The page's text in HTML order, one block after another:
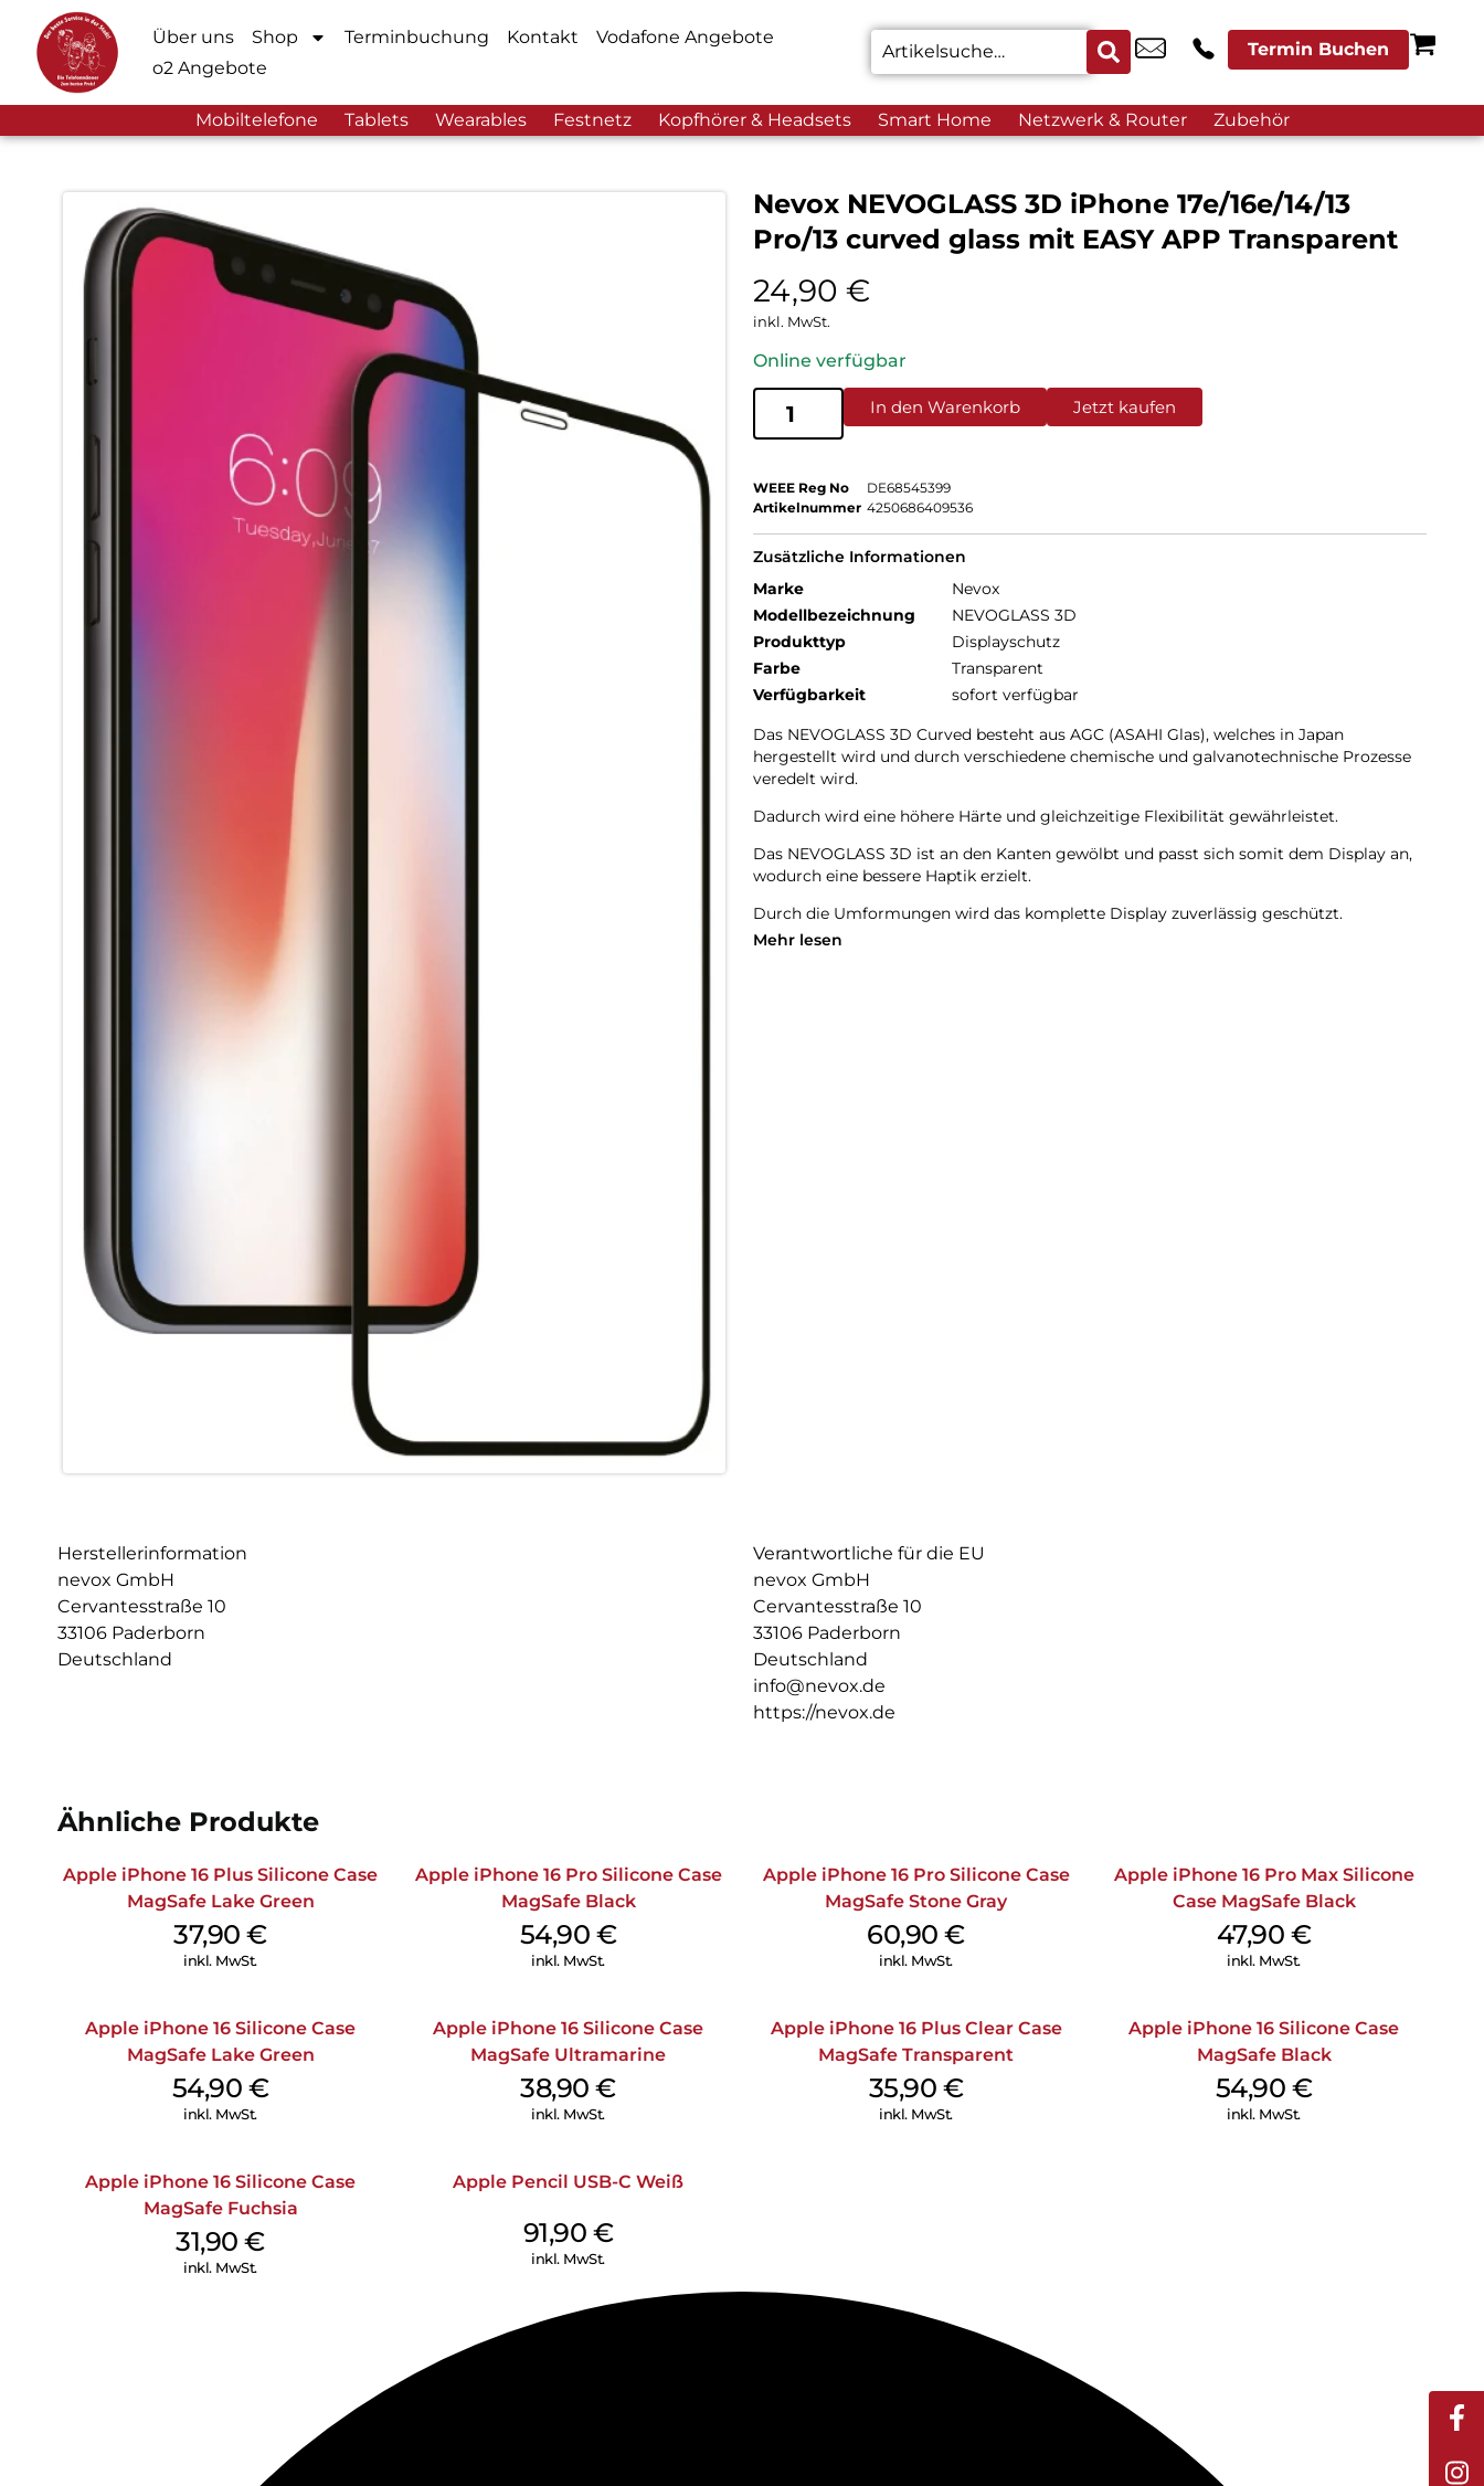
Über uns Shop Terminbuchung Kontakt
Vodafone Angebote
o2 Angebote
Termin Buchen
Mobiltelefone Tablets Wearables Festnetz Kopfhörer & Headsets Smart Home Netzwerk & Router Zubehör
Nevox NEVOGLASS 3D iPhone 17e/16e/14/13
Pro/13 curved glass mit EASY APP Transparent
24,90 €
inkl. MwSt.
Online verfügbar
In den Warenkorb Jetzt kaufen
WEEE Reg No
DE68545399
Artikelnummer 4250686409536
Zusätzliche Informationen
Marke
Nevox
Modellbezeichnung
NEVOGLASS 3D
Produkttyp
Displayschutz
Farbe
Transparent
Verfügbarkeit
sofort verfügbar
Das NEVOGLASS 3D Curved besteht aus AGC (ASAHI Glas), welches in Japan
hergestellt wird und durch verschiedene chemische und galvanotechnische Prozesse
veredelt wird.
Dadurch wird eine höhere Härte und gleichzeitige Flexibilität gewährleistet.
Das NEVOGLASS 3D ist an den Kanten gewölbt und passt sich somit dem Display an,
wodurch eine bessere Haptik erzielt.
Durch die Umformungen wird das komplette Display zuverlässig geschützt.
Glasdicke – 0.33mm
Mehr lesen
Herstellerinformation
nevox GmbH
Cervantesstraße 10
33106 Paderborn
Deutschland
Verantwortliche für die EU
nevox GmbH
Cervantesstraße 10
33106 Paderborn
Deutschland
info@nevox.de
https://nevox.de
Ähnliche Produkte
Apple iPhone 16 Plus Silicone Case
MagSafe Lake Green
37,90€
inkl. MwSt.
Apple iPhone 16 Pro Silicone Case
MagSafe Black
54,90 €
inkl. MwSt.
Apple iPhone 16 Pro Silicone Case
MagSafe Stone Gray
60,90€
inkl. MwSt.
Apple iPhone 16 Pro Max Silicone
Case MagSafe Black
47,90 €
inkl. MwSt.
Apple iPhone 16 Silicone Case
MagSafe Lake Green
54,90 €
inkl. MwSt.
Apple iPhone 16 Silicone Case
MagSafe Ultramarine
38,90€
inkl. MwSt.
Apple iPhone 16 Plus Clear Case
MagSafe Transparent
35,90 €
inkl. MwSt.
Apple iPhone 16 Silicone Case
MagSafe Black
54,90 €
inkl. MwSt.
Apple iPhone 16 Silicone Case
MagSafe Fuchsia
31,90€
inkl. MwSt.
Apple Pencil USB-C Weiß
91,90 €
inkl. MwSt.